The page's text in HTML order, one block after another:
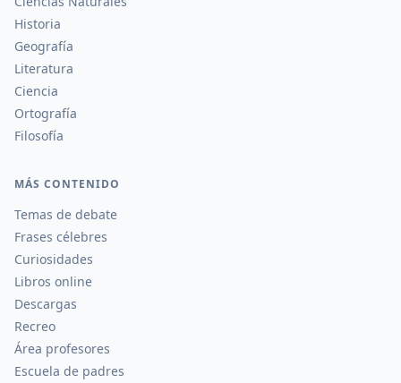
Historia
Geografía
Literatura
Ciencia
Ortografía
Filosofía
MÁS CONTENIDO
Temas de debate
Frases célebres
Curiosidades
Libros online
Descargas
Recreo
Área profesores
Escuela de padres